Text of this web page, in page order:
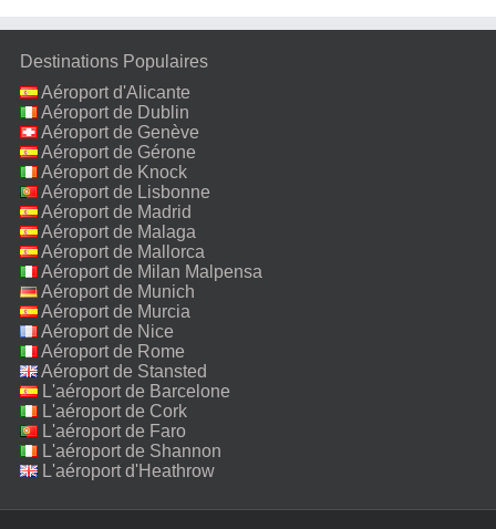
Destinations Populaires
Aéroport d'Alicante
Aéroport de Dublin
Aéroport de Genève
Aéroport de Gérone
Aéroport de Knock
Aéroport de Lisbonne
Aéroport de Madrid
Aéroport de Malaga
Aéroport de Mallorca
Aéroport de Milan Malpensa
Aéroport de Munich
Aéroport de Murcia
Aéroport de Nice
Aéroport de Rome
Fiumicino
Aéroport de Stansted
L'aéroport de Barcelone
L'aéroport de Cork
L'aéroport de Faro
L'aéroport de Shannon
L'aéroport d'Heathrow